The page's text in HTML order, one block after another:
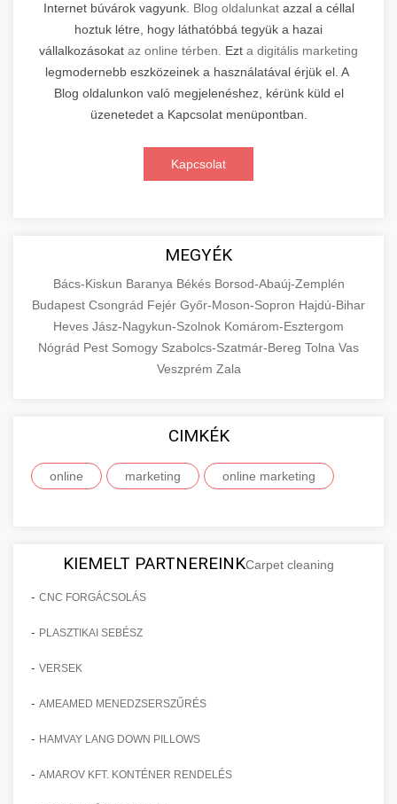
Internet búvárok vagyunk. Blog oldalunkatazzal a céllal
hoztuk létre, hogy láthatóbbá tegyük a hazai
vállalkozásokat az online térben. Ezt a digitális marketing
legmodernebb eszközeinek a használatával érjük el. A
Blog oldalunkon való megjelenéshez, kérünk küld el
üzenetedet a Kapcsolat menüpontban.
Kapcsolat
MEGYÉK
Bács-Kiskun Baranya Békés Borsod-Abaúj-Zemplén
Budapest Csongrád Fejér Győr-Moson-Sopron Hajdú-Bihar
Heves Jász-Nagykun-Szolnok Komárom-Esztergom
Nógrád Pest Somogy Szabolcs-Szatmár-Bereg Tolna Vas
Veszprém Zala
CIMKÉK
online marketing online marketing
KIEMELT PARTNEREINKCarpet cleaning
- CNC FORGÁCSOLÁS
- PLASZTIKAI SEBÉSZ
- VERSEK
- AMEAMED MENEDZSERSZŰRÉS
- HAMVAY LANG DOWN PILLOWS
- AMAROV KFT. KONTÉNER RENDELÉS